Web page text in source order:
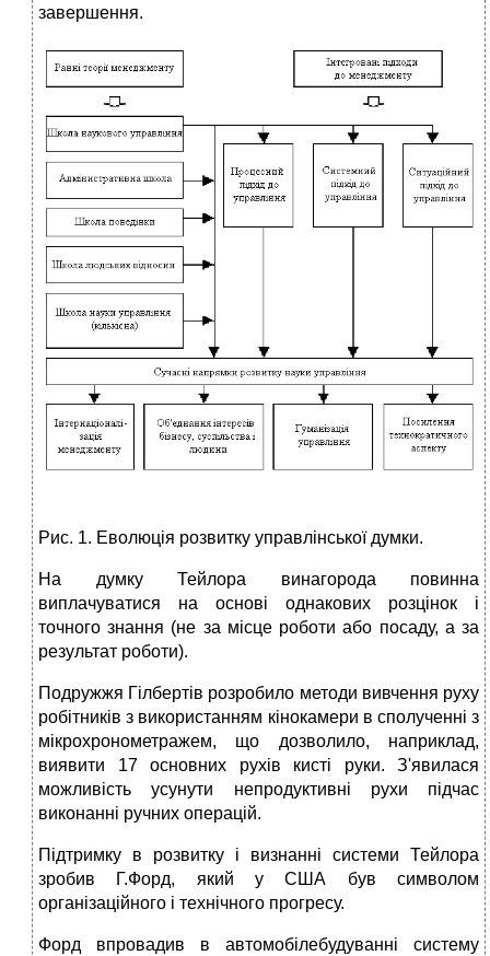
завершення.
Рис. 1. Еволюція розвитку управлінської думки.
На думку Тейлора винагорода повинна
виплачуватися на основі однакових розцінок і
точного знання (не за місце роботи або посаду, а за
результат роботи).
Подружжя Гілбертів розробило методи вивчення руху
робітників з використанням кінокамери в сполученні з
мікрохронометражем, що дозволило, наприклад,
виявити 17 основних рухів кисті руки. З'явилася
можливість усунути непродуктивні рухи підчас
виконанні ручних операцій.
Підтримку в розвитку і визнанні системи Тейлора
зробив Г.Форд, який у США був символом
організаційного і технічного прогресу.
Форд впровадив в автомобілебудуванні систему